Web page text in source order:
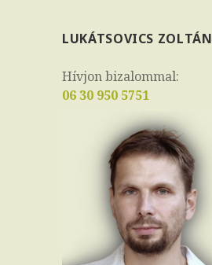
LUKÁTSOVICS ZOLTÁN
Hívjon bizalommal:
06 30 950 5751